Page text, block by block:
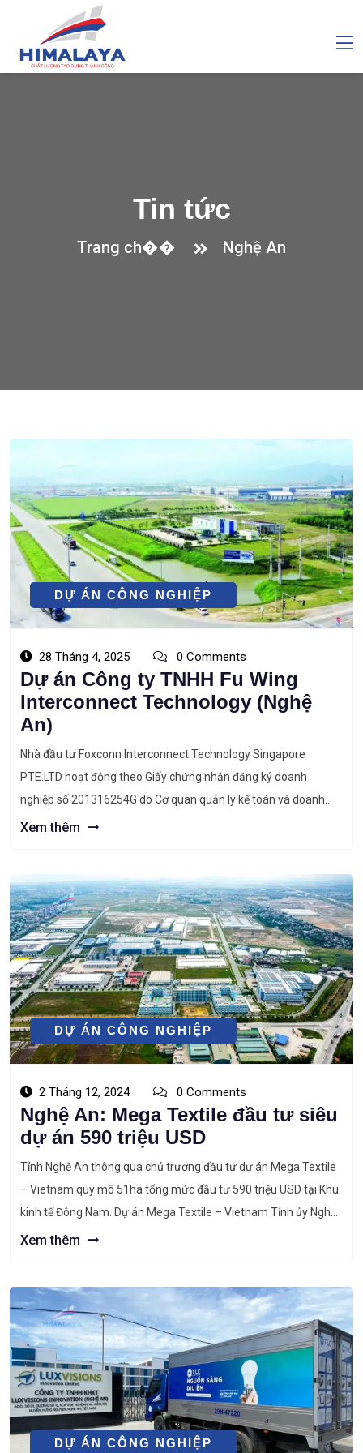
Tin tức
Trang ch�� Nghệ An
DỰ ÁN CÔNG NGHIỆP
28 Tháng 4, 2025 0 Comments
Dự án Công ty TNHH Fu Wing
Interconnect Technology (Nghệ
An)
Nhà đầu tư Foxconn Interconnect Technology Singapore
PTE.LTD hoạt động theo Giấy chứng nhận đăng ký doanh
nghiệp số 201316254G do Cơ quan quản lý kế toán và doanh
nghiệp Singapre cấp ngày 17/6/2013, là đơn vị chuyên đầu tư
Xem thêm
DỰ ÁN CÔNG NGHIỆP
2 Tháng 12, 2024 0 Comments
Nghệ An: Mega Textile đầu tư siêu
dự án 590 triệu USD
Tỉnh Nghệ An thông qua chủ trương đầu tư dự án Mega Textile
– Vietnam quy mô 51ha tổng mức đầu tư 590 triệu USD tại Khu
kinh tế Đông Nam. Dự án Mega Textile – Vietnam Tỉnh ủy Nghệ
An vừa thông qua chủ trương đầu tư Dự án Mega Textile –
Xem thêm
DỰ ÁN CÔNG NGHIỆP